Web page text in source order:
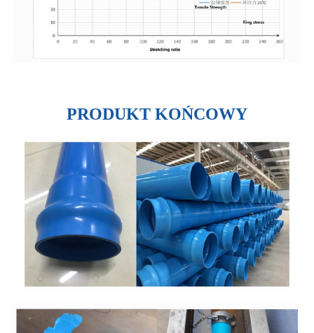
PRODUKT KOŃCOWY